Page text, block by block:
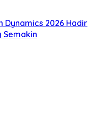
Dynamics 2026 Hadir
Semakin